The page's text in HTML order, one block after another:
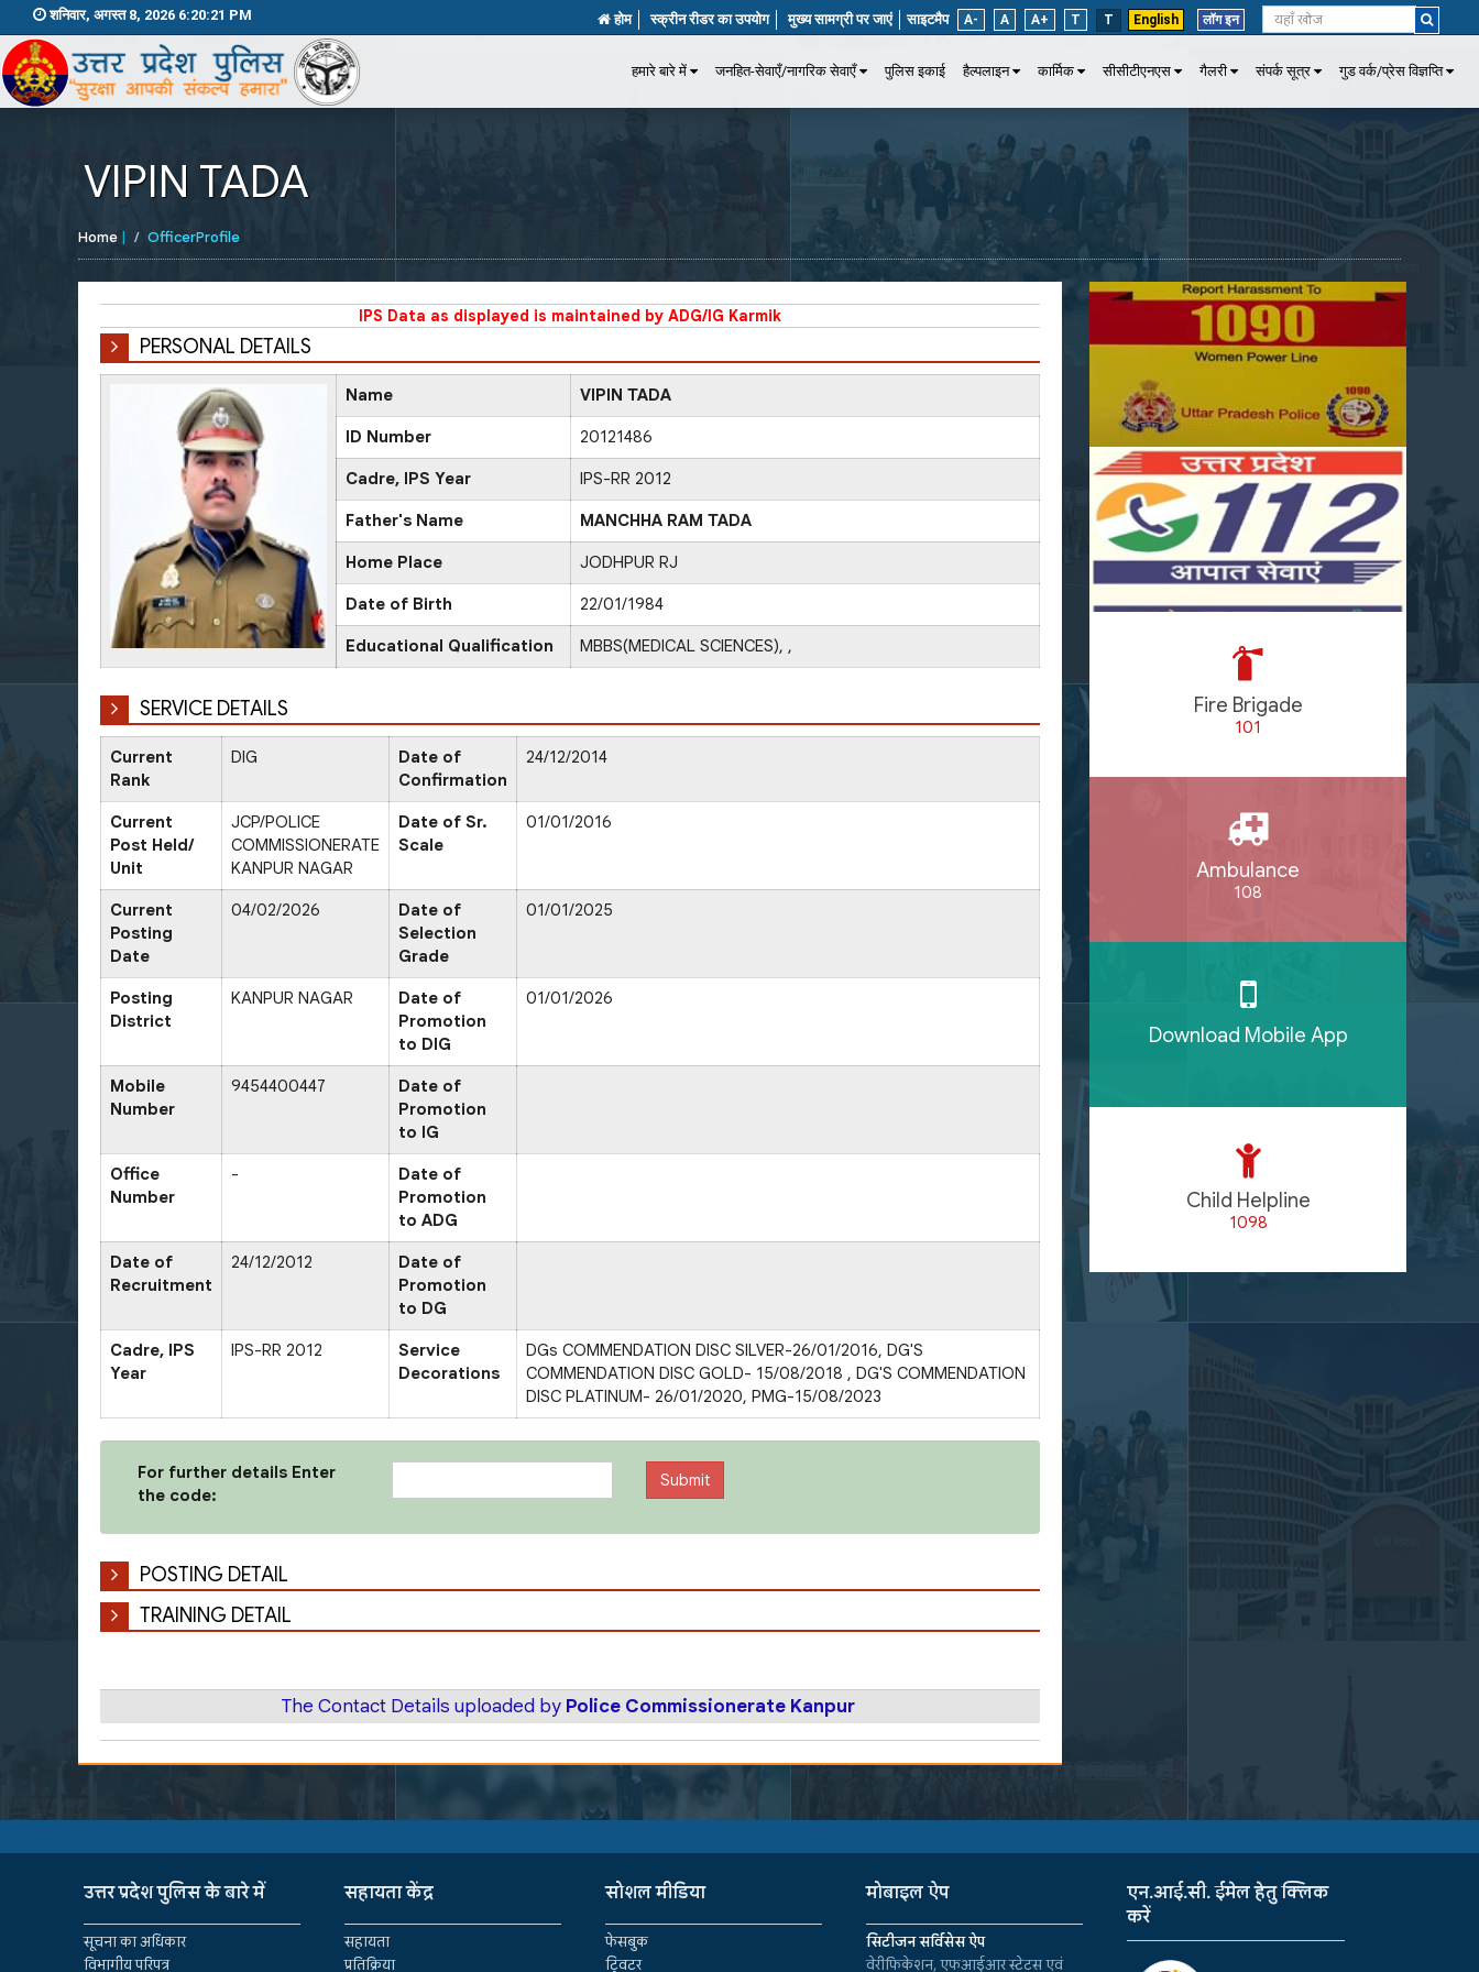
शनिवार, अगस्त 8, 2026 6:20:21 PM होम स्क्रीन रीडर का उपयोग मुख्य सामग्री पर जाएं साइटमैप A- A A+ T T English लॉग इन
हमारे बारे में जनहित-सेवाएँ/नागरिक सेवाएँ पुलिस इकाई हैल्पलाइन कार्मिक सीसीटीएनएस गैलरी संपर्क सूत्र गुड वर्क/प्रेस विज्ञप्ति
VIPIN TADA
Home | OfficerProfile
IPS Data as displayed is maintained by ADG/IG Karmik
PERSONAL DETAILS
Name VIPIN TADA
ID Number 20121486
Cadre, IPS Year IPS-RR 2012
Father's Name MANCHHA RAM TADA
Home Place JODHPUR RJ
Date of Birth 22/01/1984
Educational Qualification MBBS(MEDICAL SCIENCES), ,
SERVICE DETAILS
Current
Rank
DIG
Date of
Confirmation
24/12/2014
Current
Post Held/
Unit
JCP/POLICE
COMMISSIONERATE
KANPUR NAGAR
Date of Sr.
Scale
01/01/2016
Current
Posting
Date
04/02/2026
Date of
Selection
Grade
01/01/2025
Posting
District
KANPUR NAGAR
Date of
Promotion
to DIG
01/01/2026
Mobile
Number
9454400447
Date of
Promotion
to IG
Office
Number
-
Date of
Promotion
to ADG
Date of
Recruitment
24/12/2012
Date of
Promotion
to DG
Cadre, IPS
Year
IPS-RR 2012
Service
Decorations
DGs COMMENDATION DISC SILVER-26/01/2016, DG'S
COMMENDATION DISC GOLD- 15/08/2018 , DG'S COMMENDATION
DISC PLATINUM- 26/01/2020, PMG-15/08/2023
For further details Enter
the code:
POSTING DETAIL
TRAINING DETAIL
The Contact Details uploaded by Police Commissionerate Kanpur
Fire Brigade
101
Ambulance
108
Download Mobile App
Child Helpline
1098
उत्तर प्रदेश पुलिस के बारे में
सूचना का अधिकार
विभागीय परिपत्र
सहायता केंद्र
सहायता
प्रतिक्रिया
सोशल मीडिया
फेसबुक
ट्विटर
मोबाइल ऐप
सिटीजन सर्विसेस ऐप
वेरीफिकेशन, एफआईआर स्टेटस एवं
एन.आई.सी. ईमेल हेतु क्लिक
करें